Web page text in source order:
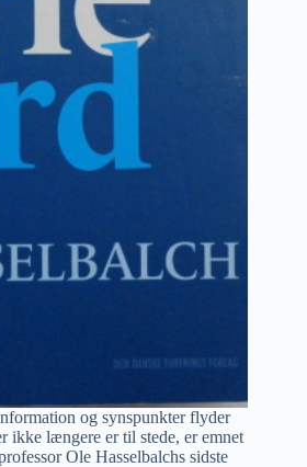
og synspunkter flyder
ikke længere er til stede, er emnet
Ole Hasselbalchs sidste